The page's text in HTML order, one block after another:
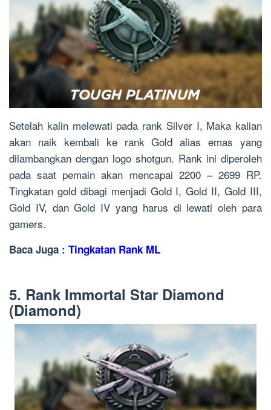
Setelah kalin melewati pada rank Silver I, Maka kalian
akan naik kembali ke rank Gold alias emas yang
dilambangkan dengan logo shotgun. Rank ini diperoleh
pada saat pemain akan mencapai 2200 – 2699 RP.
Tingkatan gold dibagi menjadi Gold I, Gold II, Gold III,
Gold IV, dan Gold IV yang harus di lewati oleh para
gamers.
Baca Juga : Tingkatan Rank ML
5. Rank Immortal Star Diamond
(Diamond)